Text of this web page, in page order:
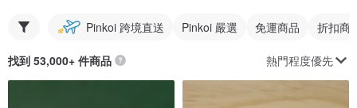
Pinkoi 跨境直送 Pinkoi 嚴選 免運商品 折扣商
找到 53,000+ 件商品 熱門程度優先